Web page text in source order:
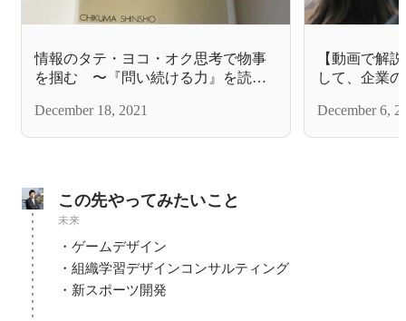
情報のタテ・ヨコ・オク思考で物事
を掴む 〜『問い続ける力』を読ん
December 18, 2021
【動画で解
して、企業
December 6,
この先やってみたいこと
未来
・ゲームデザイン
・組織学習デザインコンサルティング
・新スポーツ開発